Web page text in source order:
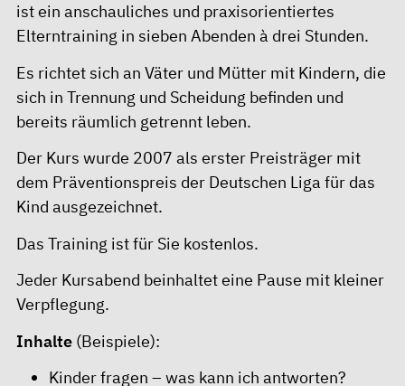
ist ein anschauliches und praxisorientiertes
Elterntraining in sieben Abenden à drei Stunden.
Es richtet sich an Väter und Mütter mit Kindern, die
sich in Trennung und Scheidung befinden und
bereits räumlich getrennt leben.
Der Kurs wurde 2007 als erster Preisträger mit
dem Präventionspreis der Deutschen Liga für das
Kind ausgezeichnet.
Das Training ist für Sie kostenlos.
Jeder Kursabend beinhaltet eine Pause mit kleiner
Verpflegung.
Inhalte (Beispiele):
Kinder fragen – was kann ich antworten?